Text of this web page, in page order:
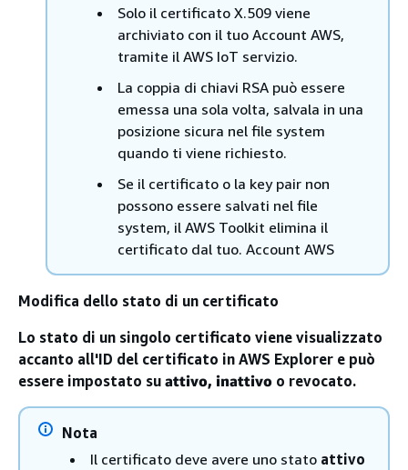
Solo il certificato X.509 viene
archiviato con il tuo Account AWS,
tramite il AWS IoT servizio.
La coppia di chiavi RSA può essere
emessa una sola volta, salvala in una
posizione sicura nel file system
quando ti viene richiesto.
Se il certificato o la key pair non
possono essere salvati nel file
system, il AWS Toolkit elimina il
certificato dal tuo. Account AWS
Modifica dello stato di un certificato
Lo stato di un singolo certificato viene visualizzato
accanto all'ID del certificato in AWS Explorer e può
essere impostato su attivo, inattivo o revocato.
Nota
Il certificato deve avere uno stato attivo